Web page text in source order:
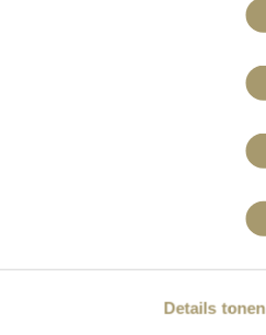
Details tonen